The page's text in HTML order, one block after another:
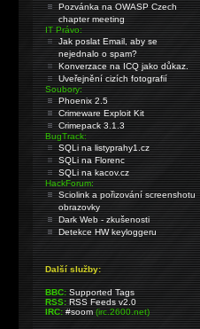
Pozvánka na OWASP Czech
chapter meeting
IT Právo:
Jak poslat Email, aby se
nejednalo o spam?
Konverzace na ICQ jako důkaz.
Uveřejnění cizích fotografií
Soubory:
Phoenix 2.5
Crimeware Exploit Kit
Crimepack 3.1.3
BugTrack:
SQLi na listyprahy1.cz
SQLi na Florenc
SQLi na kacov.cz
HackForum:
Sciolink a pořizování screenshotu
obrazovky
Dark Web - zkušenosti
Detekce HW keyloggeru
Další služby:
BBC: Supported Tags
RSS: RSS Feeds v2.0
IRC: #soom(irc.2600.net)